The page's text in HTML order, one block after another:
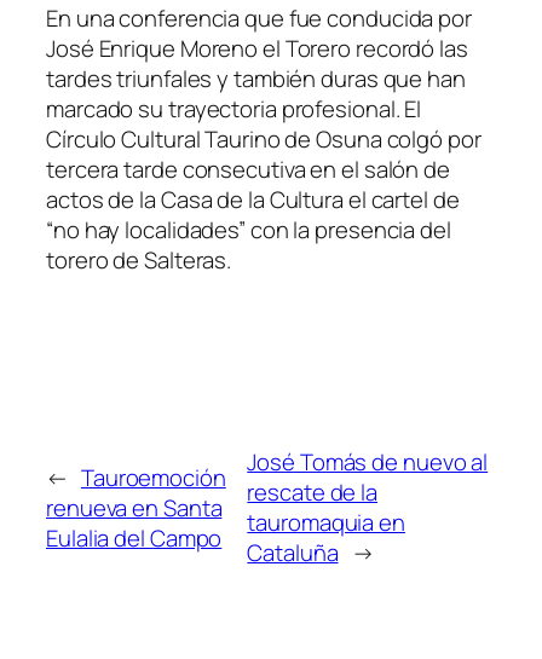
En una conferencia que fue conducida por
José Enrique Moreno el Torero recordó las
tardes triunfales y también duras que han
marcado su trayectoria profesional. El
Círculo Cultural Taurino de Osuna colgó por
tercera tarde consecutiva en el salón de
actos de la Casa de la Cultura el cartel de
“no hay localidades” con la presencia del
torero de Salteras.
← Tauroemoción
renueva en Santa
Eulalia del Campo
José Tomás de nuevo al
rescate de la
tauromaquia en
Cataluña →